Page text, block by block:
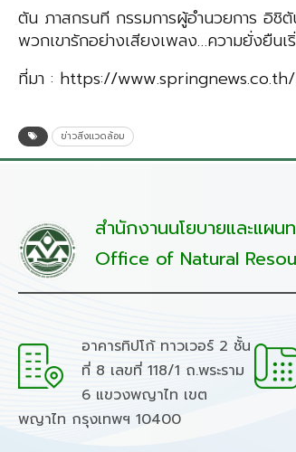
ตัน ภาสกรนที กรรมการผู้อำนวยการ อิชิ
พวกเขารักอย่างเสียงเพลง…ความยั่งยืน
ที่มา : https://
ข่าวสิ่งแวดล้อม
สำนักงานนโยบายและแผ
Office of Natural
อาคารทิปโก้ ทาวเวอร์ 2 ชั้น
ที่ 8 เลขที่ 118/1 ถ.พระราม
6 แขวงพญาไท เขต
พญาไท กรุงเทพฯ 10400